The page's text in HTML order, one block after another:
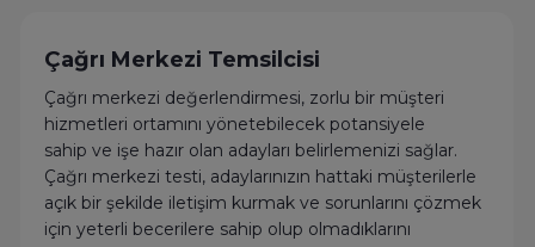
Çağrı Merkezi Temsilcisi
Çağrı merkezi değerlendirmesi, zorlu bir müşteri
hizmetleri ortamını yönetebilecek potansiyele
sahip ve işe hazır olan adayları belirlemenizi sağlar.
Çağrı merkezi testi, adaylarınızın hattaki müşterilerle
açık bir şekilde iletişim kurmak ve sorunlarını çözmek
için yeterli becerilere sahip olup olmadıklarını